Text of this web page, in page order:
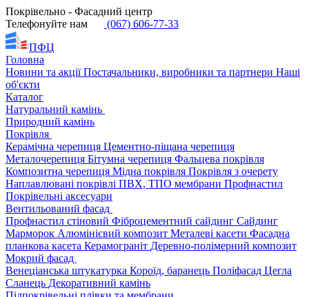
Покрівельно - Фасадний центр
Телефонуйте нам
(067) 606-77-33
ПФЦ
Головна
Новини та акціїПостачальники, виробники та партнери Наші
об'єкти
Каталог
Натуральний камінь
Природний камінь
Покрівля
Керамічна черепиця Цементно-піщана черепиця
Металочерепиця Бітумна черепиця Фальцева покрівля
Композитна черепиця Мідна покрівля Покрівля з очерету
Наплавлювані покрівлі ПВХ, ТПО мембрани Профнастил
Покрівельні аксесуари
Вентильований фасад
Профнастил стіновий Фіброцементний сайдинг Сайдинг
Марморок Алюмінієвий композит Металеві касети Фасадна
планкова касета Керамограніт Деревно-полімерний композит
Мокрий фасад
Венеціанська штукатурка Короїд, баранець Поліфасад Цегла
Сланець Декоративний камінь